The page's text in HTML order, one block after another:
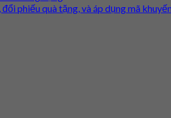
phiếu quà tặng, và áp dụng mã